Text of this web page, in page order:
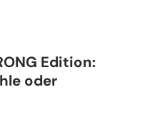
Edition:
oder